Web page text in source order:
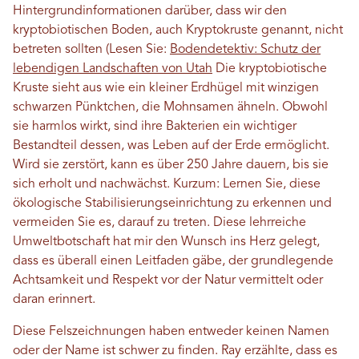
Hintergrundinformationen darüber, dass wir den
kryptobiotischen Boden, auch Kryptokruste genannt, nicht
betreten sollten (Lesen Sie: Bodendetektiv: Schutz der
lebendigen Landschaften von Utah Die kryptobiotische
Kruste sieht aus wie ein kleiner Erdhügel mit winzigen
schwarzen Pünktchen, die Mohnsamen ähneln. Obwohl
sie harmlos wirkt, sind ihre Bakterien ein wichtiger
Bestandteil dessen, was Leben auf der Erde ermöglicht.
Wird sie zerstört, kann es über 250 Jahre dauern, bis sie
sich erholt und nachwächst. Kurzum: Lernen Sie, diese
ökologische Stabilisierungseinrichtung zu erkennen und
vermeiden Sie es, darauf zu treten. Diese lehrreiche
Umweltbotschaft hat mir den Wunsch ins Herz gelegt,
dass es überall einen Leitfaden gäbe, der grundlegende
Achtsamkeit und Respekt vor der Natur vermittelt oder
daran erinnert.
Diese Felszeichnungen haben entweder keinen Namen
oder der Name ist schwer zu finden. Ray erzählte, dass es